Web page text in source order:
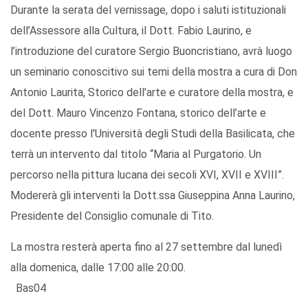
Durante la serata del vernissage, dopo i saluti istituzionali
dell’Assessore alla Cultura, il Dott. Fabio Laurino, e
l’introduzione del curatore Sergio Buoncristiano, avrà luogo
un seminario conoscitivo sui temi della mostra a cura di Don
Antonio Laurita, Storico dell’arte e curatore della mostra, e
del Dott. Mauro Vincenzo Fontana, storico dell’arte e
docente presso l'Università degli Studi della Basilicata, che
terrà un intervento dal titolo “Maria al Purgatorio. Un
percorso nella pittura lucana dei secoli XVI, XVII e XVIII”.
Modererà gli interventi la Dott.ssa Giuseppina Anna Laurino,
Presidente del Consiglio comunale di Tito.
La mostra resterà aperta fino al 27 settembre dal lunedì
alla domenica, dalle 17:00 alle 20:00.
Bas04